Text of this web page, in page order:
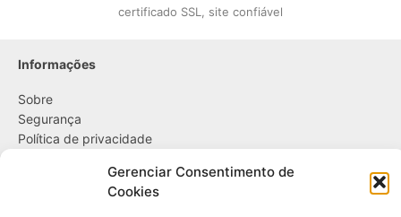
Gerenciar Consentimento de
Cookies
certificado SSL, site confiável
Informações
Sobre
Segurança
Política de privacidade